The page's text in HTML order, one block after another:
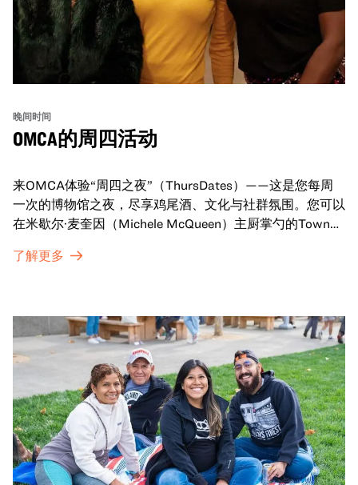
晚间时间
OMCA的周四活动
来OMCA体验“周四之夜”（ThursDates）——这是您每周
一次的博物馆之夜，尽享鸡尾酒、文化与社群氛围。您可以
在米歇尔·麦奎因（Michele McQueen）主厨掌勺的Town
探索那些在夜幕下焕发活力的展厅，那里将呈现快闪表演、
了解更多